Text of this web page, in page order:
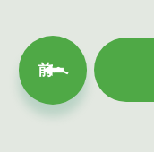
前へ
次へ